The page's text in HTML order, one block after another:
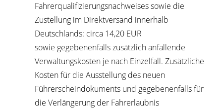
Fahrerqualifizierungsnachweises sowie die
Zustellung im Direktversand innerhalb
Deutschlands: circa 14,20 EUR
sowie gegebenenfalls zusätzlich anfallende
Verwaltungskosten je nach Einzelfall. Zusätzliche
Kosten für die Ausstellung des neuen
Führerscheindokuments und gegebenenfalls für
die Verlängerung der Fahrerlaubnis